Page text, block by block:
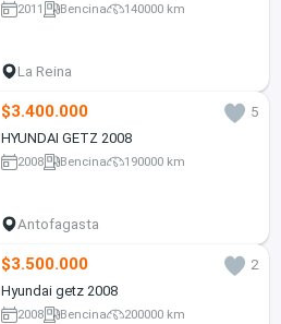
2011 Bencina 140000 km
La Reina
$3.400.000
5
HYUNDAI GETZ 2008
2008 Bencina 190000 km
Antofagasta
$3.500.000
2
Hyundai getz 2008
2008 Bencina 200000 km